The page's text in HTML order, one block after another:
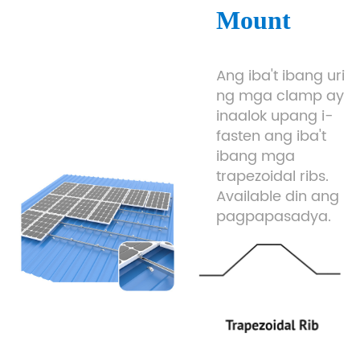
Mount
Ang iba't ibang uri
ng mga clamp ay
inaalok upang i-
fasten ang iba't
ibang mga
trapezoidal ribs.
Available din ang
pagpapasadya.